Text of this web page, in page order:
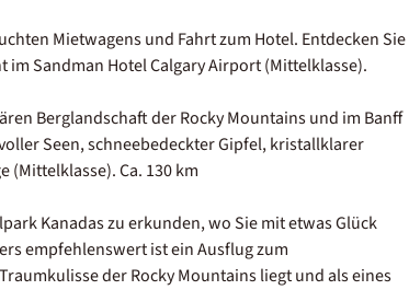
Mietwagens und Fahrt zum Hotel. Entdecken Sie
im Sandman Hotel Calgary Airport (Mittelklasse).
Berglandschaft der Rocky Mountains und im Banff
Seen, schneebedeckter Gipfel, kristallklarer
(Mittelklasse). Ca. 130 km
Kanadas zu erkunden, wo Sie mit etwas Glück
empfehlenswert ist ein Ausflug zum
der Rocky Mountains liegt und als eines